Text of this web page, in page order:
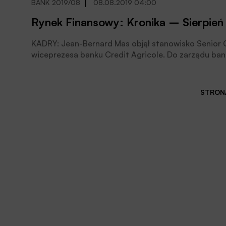
BANK 2019/08 08.08.2019 04:00
Rynek Finansowy: Kronika –
KADRY: Jean-Bernard Mas objął stanowisko
wiceprezesa banku Credit Agricole. Do zarządu